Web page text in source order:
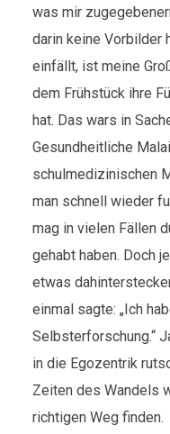
was mir
darin keine Vorbilder
einfällt, ist meine
dem Frühstück ihre
hat. Das wars in
Gesundheitliche
schulmedizinischen
man schnell wieder
mag in vielen Fällen
gehabt haben. Doch
etwas
einmal sagte: „Ich
Selbsterforschung.“
in die Egozentrik
Zeiten des Wandels
richtigen Weg finden.